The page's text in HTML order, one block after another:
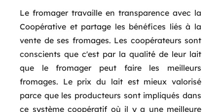
Le fromager travaille en transparence avec la
Coopérative et partage les bénéfices liés à la
vente de ses fromages. Les coopérateurs sont
conscients que c'est par la qualité de leur lait
que le fromager peut faire les meilleurs
fromages. Le prix du lait est mieux valorisé
parce que les producteurs sont impliqués dans
ce système coopératif où il y a une meilleure